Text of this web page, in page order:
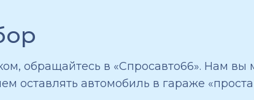
обращайтесь в «Спросавто66». Нам вы
автомобиль в гараже